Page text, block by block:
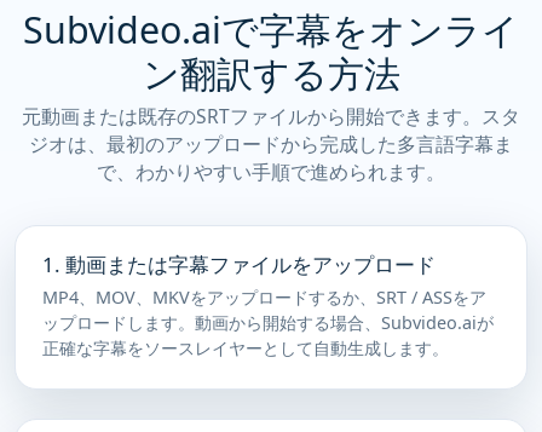
Subvideo.aiで字幕をオンライ
ン翻訳する方法
元動画または既存のSRTファイルから開始できます。スタ
ジオは、最初のアップロードから完成した多言語字幕ま
で、わかりやすい手順で進められます。
1. 動画または字幕ファイルをアップロード
MP4、MOV、MKVをアップロードするか、SRT / ASSをア
ップロードします。動画から開始する場合、Subvideo.aiが
正確な字幕をソースレイヤーとして自動生成します。